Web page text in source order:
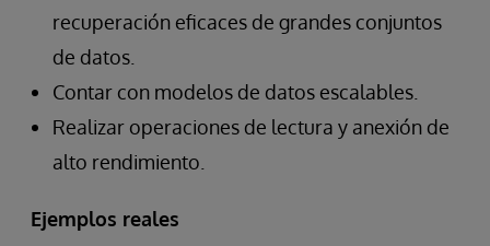
recuperación eficaces de grandes conjuntos
de datos.
Contar con modelos de datos escalables.
Realizar operaciones de lectura y anexión de
alto rendimiento.
Ejemplos reales